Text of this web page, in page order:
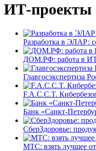
ИТ-проекты
Разработка в ЭЛАР:
ДОМ.РФ: работа в
Главгосэкспертиза
F.A.C.C.T.
Банк «Санкт-
СберЗдоровье:
МТС: взять лучшее